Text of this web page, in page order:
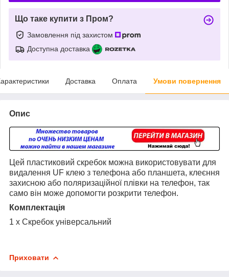
Що таке купити з Пром?
Замовлення під захистом
Доступна доставка
Доставка Оплата Умови повернення
Опис
Цей пластиковий скребок можна використовувати для
видалення UF клею з телефона або планшета, клеєння
захисною або поляризаційної плівки на телефон, так
само він може допомогти розкрити телефон.
Комплектація
1 x Скребок універсальний
Приховати